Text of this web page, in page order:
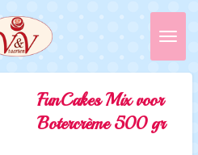
FunCakes Mix voor
Botercrème 500 gr